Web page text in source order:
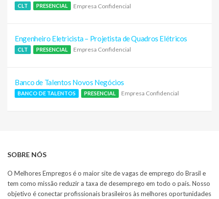
CLT PRESENCIAL Empresa Confidencial
Engenheiro Eletricista – Projetista de Quadros Elétricos
CLT PRESENCIAL Empresa Confidencial
Banco de Talentos Novos Negócios
BANCO DE TALENTOS PRESENCIAL Empresa Confidencial
SOBRE NÓS
O Melhores Empregos é o maior site de vagas de emprego do Brasil e
tem como missão reduzir a taxa de desemprego em todo o país. Nosso
objetivo é conectar profissionais brasileiros às melhores oportunidades